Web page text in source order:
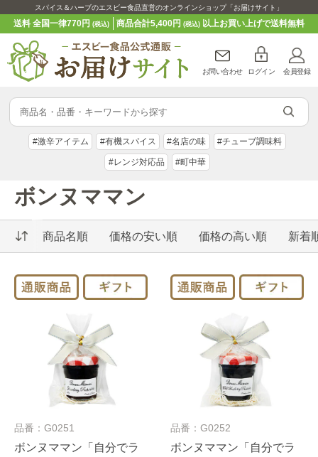
スパイス＆ハーブのエスビー食品直営のオンラインショップ「お届けサイト」
送料 全国一律770円(税込) 商品合計5,400円 (税込)以上お買い上げで送料無料
お問い合わせ ログイン 会員登録
#激辛アイテム #有機スパイス #名店の味 #チューブ調味料
#レンジ対応品 #町中華
ボンヌママン
商品名順 価格の安い順 価格の高い順 新着
品番：G0251
ボンヌママン「自分でラ
品番：G0252
ボンヌママン「自分でラ